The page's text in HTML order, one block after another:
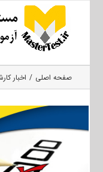
صفحه اصلی اخبار